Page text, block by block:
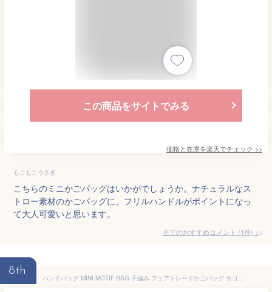
この商品をサイトでみる
価格と在庫を楽天でチェック >>
もこもこうさぎ
こちらのミニかごバッグはいかがでしょうか。ナチュラルなス
トロー素材のかごバッグに、フリルハンドルがポイントになっ
て大人可愛いと思います。
全てのおすすめコメント (1件) >
8th
ハンドバッグ MINI MOTIF BAG 手編み フェアトレードかごバッグ カゴバッグ